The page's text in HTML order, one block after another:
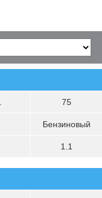
75
Бензиновый
1.1